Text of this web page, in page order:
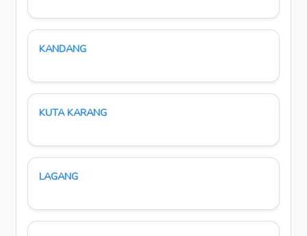
KANDANG
KUTA KARANG
LAGANG